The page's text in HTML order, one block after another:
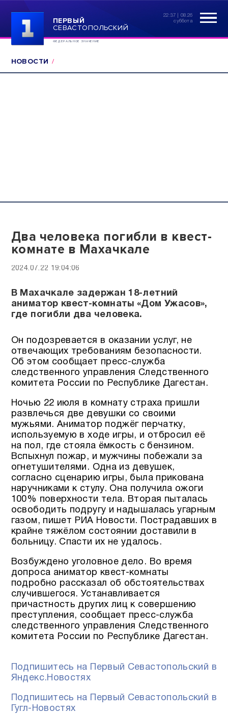
ПЕРВЫЙ
СЕВАСТОПОЛЬСКИЙ
ФЕДЕРАЛЬНОЕ ЗНАЧЕНИЕ
22:37 | 08.26
суббота
НОВОСТИ
Два человека погибли в квест-
комнате в Махачкале
2024.07.22 19:04:06
В Махачкале задержан 18-летний
аниматор квест-комнаты «Дом Ужасов»,
где погибли два человека.
Он подозревается в оказании услуг, не
отвечающих требованиям безопасности.
Об этом сообщает пресс-служба
следственного управления Следственного
комитета России по Республике Дагестан.
Ночью 22 июля в комнату страха пришли
развлечься две девушки со своими
мужьями. Аниматор поджёг перчатку,
используемую в ходе игры, и отбросил её
на пол, где стояла ёмкость с бензином.
Вспыхнул пожар, и мужчины побежали за
огнетушителями. Одна из девушек,
согласно сценарию игры, была прикована
наручниками к стулу. Она получила ожоги
100% поверхности тела. Вторая пыталась
освободить подругу и надышалась угарным
газом, пишет РИА Новости. Пострадавших в
крайне тяжёлом состоянии доставили в
больницу. Спасти их не удалось.
Возбуждено уголовное дело. Во время
допроса аниматор квест-комнаты
подробно рассказал об обстоятельствах
случившегося. Устанавливается
причастность других лиц к совершению
преступления, сообщает пресс-служба
следственного управления Следственного
комитета России по Республике Дагестан.
Подпишитесь на Первый Севастопольский в
Яндекс.Новостях
Подпишитесь на Первый Севастопольский в
Гугл-Новостях